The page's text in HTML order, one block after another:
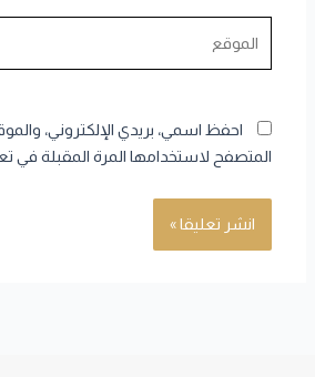
احفظ اسمي، بريدي الإلكتروني،
المتصفح لاستخدامها المرة المقبلة في